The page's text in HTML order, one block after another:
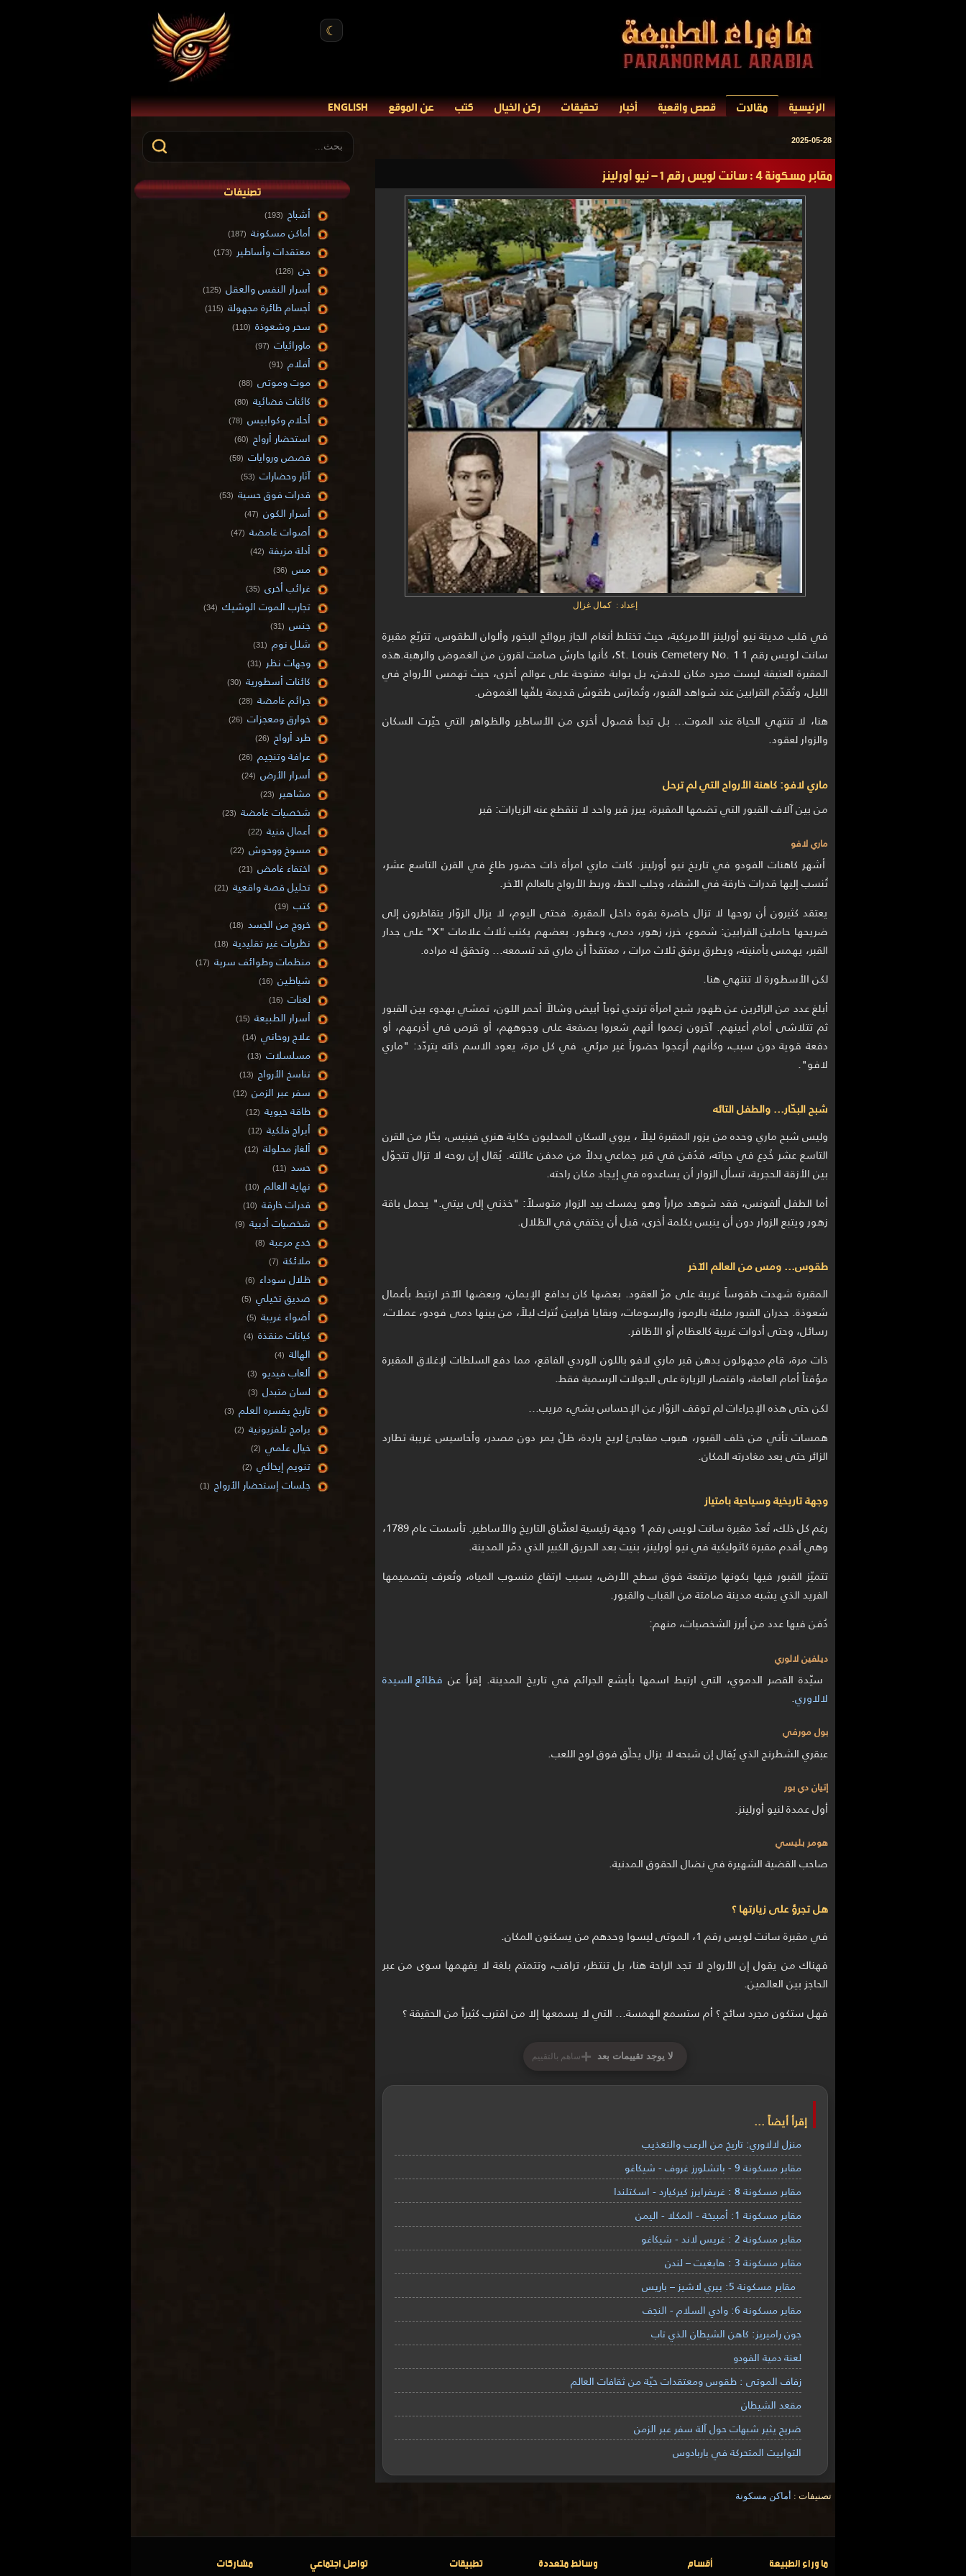
☾
الرئيسية مقالات قصص واقعية أخبار تحقيقات ركن الخيال كتب عن الموقع ENGLISH
2025-05-28
مقابر مسكونة 4 : سانت لويس رقم 1 – نيو أورلينز
إعداد : كمال غزال
في قلب مدينة نيو أورلينز الأمريكية، حيث تختلط أنغام الجاز بروائح البخور وألوان الطقوس، تتربّع مقبرة
سانت لويس رقم 1 St. Louis Cemetery No. 1، كأنها حارسٌ صامت لقرون من الغموض والرهبة.هذه
المقبرة العتيقة ليست مجرد مكان للدفن، بل بوابة مفتوحة على عوالم أخرى، حيث تهمس الأرواح في
الليل، وتُقدّم القرابين عند شواهد القبور، وتُمارَس طقوسٌ قديمة يلفّها الغموض.
هنا، لا تنتهي الحياة عند الموت... بل تبدأ فصول أخرى من الأساطير والظواهر التي حيّرت السكان
والزوار لعقود.
ماري لافو: كاهنة الأرواح التي لم ترحل
من بين آلاف القبور التي تضمها المقبرة، يبرز قبر واحد لا تنقطع عنه الزيارات: قبر
ماري لافو
أشهر كاهنات الفودو في تاريخ نيو أورلينز. كانت ماري امرأة ذات حضور طاغٍ في القرن التاسع عشر،
تُنسب إليها قدرات خارقة في الشفاء، وجلب الحظ، وربط الأرواح بالعالم الآخر.
يعتقد كثيرون أن روحها لا تزال حاضرة بقوة داخل المقبرة. فحتى اليوم، لا يزال الزوّار يتقاطرون إلى
ضريحها حاملين القرابين: شموع، خرز، زهور، دمى، وعطور. بعضهم يكتب ثلاث علامات "X" على جدار
القبر، يهمس بأمنيته، ويطرق برفق ثلاث مرات ، معتقداً أن ماري قد تسمعه... وتحقق له مراده.
لكن الأسطورة لا تنتهي هنا.
أبلغ عدد من الزائرين عن ظهور شبح امرأة ترتدي ثوباً أبيض وشالاً أحمر اللون، تمشي بهدوء بين القبور
ثم تتلاشى أمام أعينهم. آخرون زعموا أنهم شعروا بصفعة على وجوههم، أو قرص في أذرعهم، أو
دفعة قوية دون سبب، وكأنهم أزعجوا حضوراً غير مرئي. في كل مرة، يعود الاسم ذاته يتردّد: "ماري
لافو".
شبح البحّار... والطفل التائه
وليس شبح ماري وحده من يزور المقبرة ليلاً ، يروي السكان المحليون حكاية هنري فينيس، بحّار من القرن
التاسع عشر خُدِع في حياته، فدُفن في قبر جماعي بدلاً من مدفن عائلته. يُقال إن روحه لا تزال تتجوّل
بين الأزقة الحجرية، تسأل الزوار أن يساعدوه في إيجاد مكان راحته.
أما الطفل ألفونس، فقد شوهد مراراً وهو يمسك بيد الزوار متوسلاً: "خذني إلى بيتي." يحمل باقة
زهور ويتبع الزوار دون أن ينبس بكلمة أخرى، قبل أن يختفي في الظلال.
طقوس... ومس من العالم الآخر
المقبرة شهدت طقوساً غريبة على مرّ العقود. بعضها كان بدافع الإيمان، وبعضها الآخر ارتبط بأعمال
شعوذة. جدران القبور مليئة بالرموز والرسومات، وبقايا قرابين تُترك ليلاً، من بينها دمى فودو، عملات،
رسائل، وحتى أدوات غريبة كالعظام أو الأظافر.
ذات مرة، قام مجهولون بدهن قبر ماري لافو باللون الوردي الفاقع، مما دفع السلطات لإغلاق المقبرة
مؤقتاً أمام العامة، واقتصار الزيارة على الجولات الرسمية فقط.
لكن حتى هذه الإجراءات لم توقف الزوّار عن الإحساس بشيء مريب…
همسات تأتي من خلف القبور، هبوب مفاجئ لريح باردة، ظلّ يمر دون مصدر، وأحاسيس غريبة تطارد
الزائر حتى بعد مغادرته المكان.
وجهة تاريخية وسياحية بامتياز
رغم كل ذلك، تُعدّ مقبرة سانت لويس رقم 1 وجهة رئيسية لعشّاق التاريخ والأساطير. تأسست عام 1789،
وهي أقدم مقبرة كاثوليكية في نيو أورلينز، بنيت بعد الحريق الكبير الذي دمّر المدينة.
تتميّز القبور فيها بكونها مرتفعة فوق سطح الأرض، بسبب ارتفاع منسوب المياه، وتُعرف بتصميمها
الفريد الذي يشبه مدينة صامتة من القباب والقبور.
دُفن فيها عدد من أبرز الشخصيات، منهم:
ديلفين لالوري
سيّدة القصر الدموي، التي ارتبط اسمها بأبشع الجرائم في تاريخ المدينة. إقرأ عن فظائع السيدة
لالاوري.
بول مورفي
عبقري الشطرنج الذي يُقال إن شبحه لا يزال يحلّق فوق لوح اللعب.
إتيان دي بور
أول عمدة لنيو أورلينز.
هومر بليسي
صاحب القضية الشهيرة في نضال الحقوق المدنية.
هل تجرؤ على زيارتها ؟
في مقبرة سانت لويس رقم 1، الموتى ليسوا وحدهم من يسكنون المكان.
فهناك من يقول إن الأرواح لا تجد الراحة هنا، بل تنتظر، تراقب، وتتمتم بلغة لا يفهمها سوى من عبر
الحاجز بين العالمين.
فهل ستكون مجرد سائح ؟ أم ستسمع الهمسة… التي لا يسمعها إلا من اقترب كثيراً من الحقيقة ؟
لا يوجد تقييمات بعد +ساهم بالتقييم
إقرأ أيضاً ...
منزل لالاوري: تاريخ من الرعب والتعذيب
مقابر مسكونة 9 - باتشلورز غروف - شيكاغو
مقابر مسكونة 8 : غريفرايرز كيركيارد - اسكتلندا
مقابر مسكونة 1: أمبيخة - المكلا - اليمن
مقابر مسكونة 2 : غريس لاند - شيكاغو
مقابر مسكونة 3 : هايغيت – لندن
مقابر مسكونة 5: بيري لاشيز – باريس
مقابر مسكونة 6: وادي السلام - النجف
جون راميريز: كاهن الشيطان الذي تاب
لعنة دمية الفودو
زفاف الموتى : طقوس ومعتقدات حيّة من ثقافات العالم
مقعد الشيطان
ضريح يثير شبهات حول آلة سفر عبر الزمن
التوابيت المتحركة في باربادوس
تصنيفات : أماكن مسكونة
تصنيفات
أشباح (193)
أماكن مسكونة (187)
معتقدات وأساطير (173)
جن (126)
أسرار النفس والعقل (125)
أجسام طائرة مجهولة (115)
سحر وشعوذة (110)
ماورائيات (97)
أفلام (91)
موت وموتى (88)
كائنات فضائية (80)
أحلام وكوابيس (78)
استحضار أرواح (60)
قصص وروايات (59)
آثار وحضارات (53)
قدرات فوق حسية (53)
أسرار الكون (47)
أصوات غامضة (47)
أدلة مزيفة (42)
مس (36)
غرائب أخرى (35)
تجارب الموت الوشيك (34)
جنس (31)
شلل نوم (31)
وجهات نظر (31)
كائنات أسطورية (30)
جرائم غامضة (28)
خوارق ومعجزات (26)
طرد أرواح (26)
عرافة وتنجيم (26)
أسرار الأرض (24)
مشاهير (23)
شخصيات غامضة (23)
أعمال فنية (22)
مسوخ ووحوش (22)
اختفاء غامض (21)
تحليل قصة واقعية (21)
كتب (19)
خروج من الجسد (18)
نظريات غير تقليدية (18)
منظمات وطوائف سرية (17)
شياطين (16)
لعنات (16)
أسرار الطبيعة (15)
علاج روحاني (14)
مسلسلات (13)
تناسخ الأرواح (13)
سفر عبر الزمن (12)
طاقة حيوية (12)
أبراج فلكية (12)
ألغاز محلولة (12)
حسد (11)
نهاية العالم (10)
قدرات خارقة (10)
شخصيات أدبية (9)
خدع مرعبة (8)
ملائكة (7)
ظلال سوداء (6)
صديق تخيلي (5)
أضواء غريبة (5)
كيانات منقذة (4)
الهالة (4)
ألعاب فيديو (3)
لسان متبدل (3)
تاريخ يفسره العلم (3)
برامج تلفزيونية (2)
خيال علمي (2)
تنويم إيحائي (2)
جلسات إستحضار الأرواح (1)
ما وراء الطبيعة أقسام وسائط متعددة تطبيقات تواصل اجتماعي مشاركات